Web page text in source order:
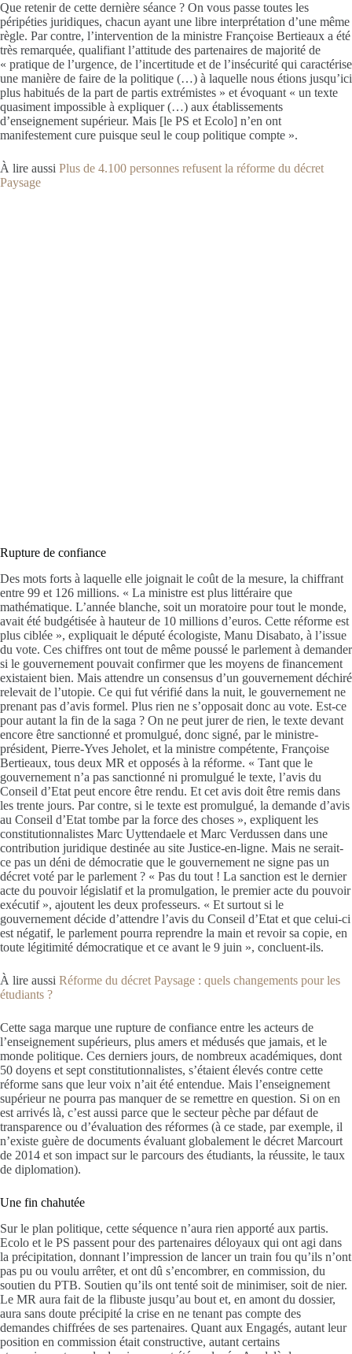
Que retenir de cette dernière séance ? On vous passe toutes les
péripéties juridiques, chacun ayant une libre interprétation d’une même
règle. Par contre, l’intervention de la ministre Françoise Bertieaux a été
très remarquée, qualifiant l’attitude des partenaires de majorité de
« pratique de l’urgence, de l’incertitude et de l’insécurité qui caractérise
une manière de faire de la politique (…) à laquelle nous étions jusqu’ici
plus habitués de la part de partis extrémistes » et évoquant « un texte
quasiment impossible à expliquer (…) aux établissements
d’enseignement supérieur. Mais [le PS et Ecolo] n’en ont
manifestement cure puisque seul le coup politique compte ».
À lire aussi Plus de 4.100 personnes refusent la réforme du décret
Paysage
Rupture de confiance
Des mots forts à laquelle elle joignait le coût de la mesure, la chiffrant
entre 99 et 126 millions. « La ministre est plus littéraire que
mathématique. L’année blanche, soit un moratoire pour tout le monde,
avait été budgétisée à hauteur de 10 millions d’euros. Cette réforme est
plus ciblée », expliquait le député écologiste, Manu Disabato, à l’issue
du vote. Ces chiffres ont tout de même poussé le parlement à demander
si le gouvernement pouvait confirmer que les moyens de financement
existaient bien. Mais attendre un consensus d’un gouvernement déchiré
relevait de l’utopie. Ce qui fut vérifié dans la nuit, le gouvernement ne
prenant pas d’avis formel. Plus rien ne s’opposait donc au vote. Est-ce
pour autant la fin de la saga ? On ne peut jurer de rien, le texte devant
encore être sanctionné et promulgué, donc signé, par le ministre-
président, Pierre-Yves Jeholet, et la ministre compétente, Françoise
Bertieaux, tous deux MR et opposés à la réforme. « Tant que le
gouvernement n’a pas sanctionné ni promulgué le texte, l’avis du
Conseil d’Etat peut encore être rendu. Et cet avis doit être remis dans
les trente jours. Par contre, si le texte est promulgué, la demande d’avis
au Conseil d’Etat tombe par la force des choses », expliquent les
constitutionnalistes Marc Uyttendaele et Marc Verdussen dans une
contribution juridique destinée au site Justice-en-ligne. Mais ne serait-
ce pas un déni de démocratie que le gouvernement ne signe pas un
décret voté par le parlement ? « Pas du tout ! La sanction est le dernier
acte du pouvoir législatif et la promulgation, le premier acte du pouvoir
exécutif », ajoutent les deux professeurs. « Et surtout si le
gouvernement décide d’attendre l’avis du Conseil d’Etat et que celui-ci
est négatif, le parlement pourra reprendre la main et revoir sa copie, en
toute légitimité démocratique et ce avant le 9 juin », concluent-ils.
À lire aussi Réforme du décret Paysage : quels changements pour les
étudiants ?
Cette saga marque une rupture de confiance entre les acteurs de
l’enseignement supérieurs, plus amers et médusés que jamais, et le
monde politique. Ces derniers jours, de nombreux académiques, dont
50 doyens et sept constitutionnalistes, s’étaient élevés contre cette
réforme sans que leur voix n’ait été entendue. Mais l’enseignement
supérieur ne pourra pas manquer de se remettre en question. Si on en
est arrivés là, c’est aussi parce que le secteur pèche par défaut de
transparence ou d’évaluation des réformes (à ce stade, par exemple, il
n’existe guère de documents évaluant globalement le décret Marcourt
de 2014 et son impact sur le parcours des étudiants, la réussite, le taux
de diplomation).
Une fin chahutée
Sur le plan politique, cette séquence n’aura rien apporté aux partis.
Ecolo et le PS passent pour des partenaires déloyaux qui ont agi dans
la précipitation, donnant l’impression de lancer un train fou qu’ils n’ont
pas pu ou voulu arrêter, et ont dû s’encombrer, en commission, du
soutien du PTB. Soutien qu’ils ont tenté soit de minimiser, soit de nier.
Le MR aura fait de la flibuste jusqu’au bout et, en amont du dossier,
aura sans doute précipité la crise en ne tenant pas compte des
demandes chiffrées de ses partenaires. Quant aux Engagés, autant leur
position en commission était constructive, autant certains